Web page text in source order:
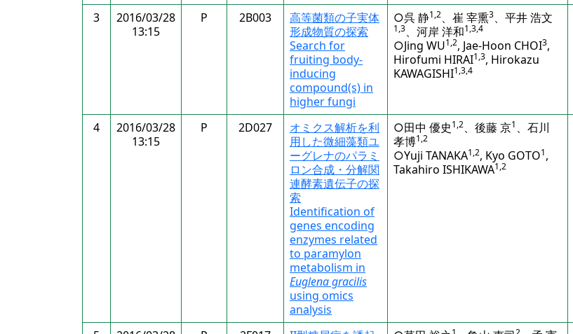
3
2016/03/28
13:15
P 2B003
高等菌類の子実体
形成物質の探索
Search for
fruiting body-
inducing
compound(s) in
higher fungi
○呉 静1,2、崔 宰熏3、平井 浩文
1,3、河岸 洋和1,3,4
○Jing WU1,2, Jae-Hoon CHOI3,
Hirofumi HIRAI1,3, Hirokazu
KAWAGISHI1,3,4
4
2016/03/28
13:15
P 2D027
オミクス解析を利
用した微細藻類ユ
ーグレナのパラミ
ロン合成・分解関
連酵素遺伝子の探
索
Identification of
genes encoding
enzymes related
to paramylon
metabolism in
Euglena gracilis
using omics
analysis
○田中 優史1,2、後藤 京1 、石川
孝博1,2
○Yuji TANAKA1,2, Kyo GOTO1,
Takahiro ISHIKAWA1,2